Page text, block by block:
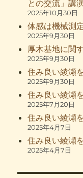
との交流」講
2025年10月30日
体感は機械測
2025年9月30日
厚木基地に関
2025年9月30日
住み良い綾瀬
2025年9月30日
住み良い綾瀬
2025年7月20日
住み良い綾瀬
2025年4月7日
住み良い綾瀬
2025年4月7日